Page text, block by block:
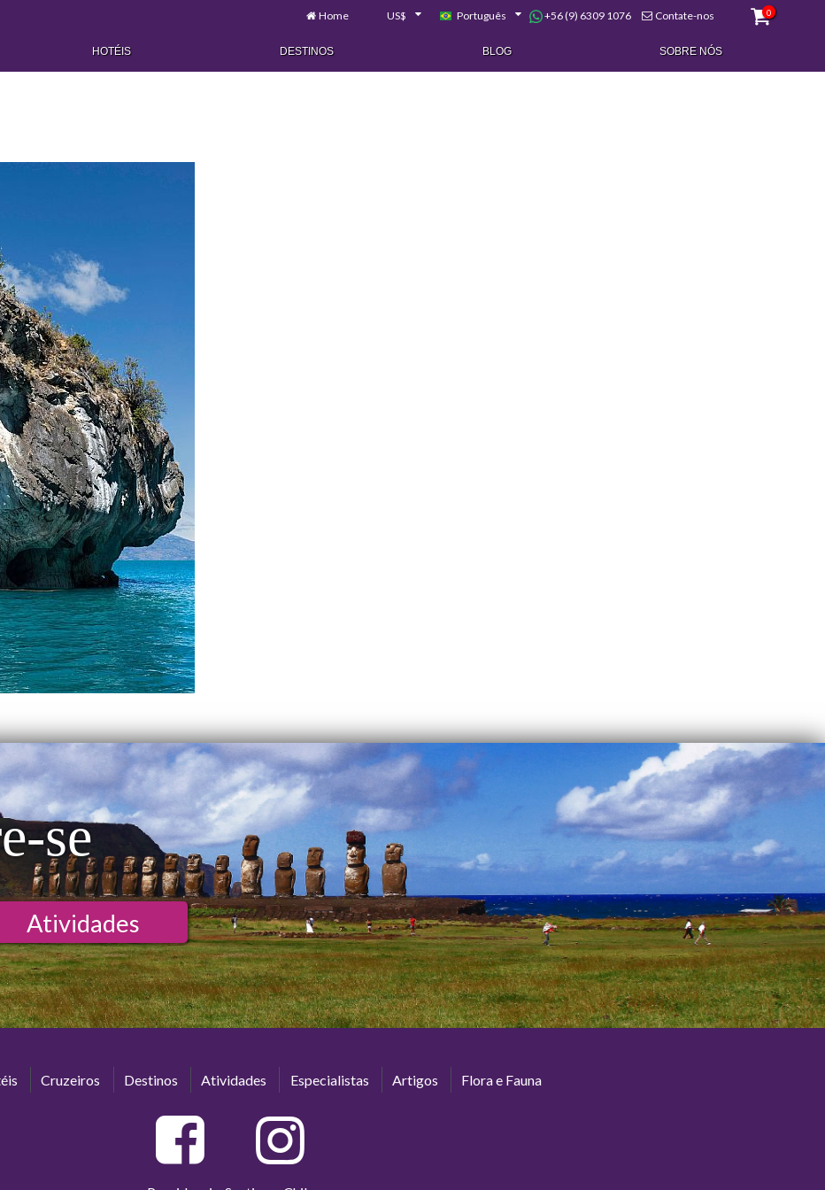
Home US$ Português +56 (9) 6309 1076 Contate-nos 0
HOTÉIS DESTINOS BLOG SOBRE NÓS
se
Atividades
Cruzeiros Destinos Atividades Especialistas Artigos Flora e Fauna